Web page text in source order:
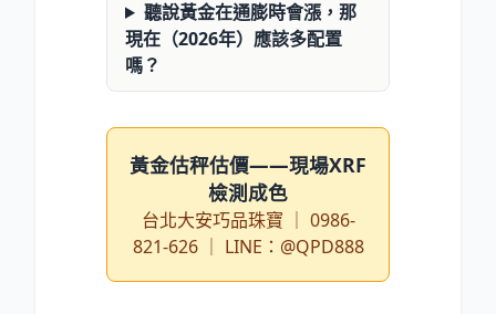
聽說黃金在通膨時會漲，那
現在（2026年）應該多配置
嗎？
黃金估秤估價——現場XRF
檢測成色
台北大安巧品珠寶 ｜ 0986-
821-626 ｜ LINE：@QPD888